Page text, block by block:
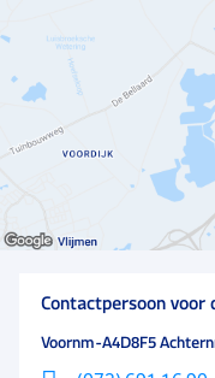
dit bedrijf zijn
heerst een prettige
gewerkt aan het
Contactpersoon voor
Voornm-A4D8F5